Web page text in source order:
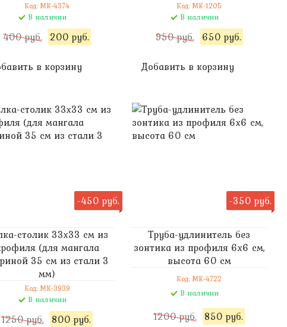
Код: MK-4374
В наличии
400 руб. 200 руб.
в корзину
Код: MK-1205
В наличии
950 руб. 650 руб.
Добавить в корзину
-450 руб.
столик 33х33 см из
(для мангала
35 см из стали 3
мм)
Код: MK-3939
В наличии
1250 руб. 800 руб.
-350 руб.
Труба-удлинитель без
зонтика из профиля 6х6 см,
высота 60 см
Код: MK-4722
В наличии
1200 руб. 850 руб.